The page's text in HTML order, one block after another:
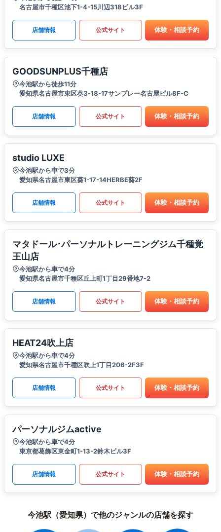
名古屋市千種区池下1-4-15川辺318ビル3F
店舗情報 公式サイト 体験・相談予約
GOODSUNPLUS千種店
今池駅から徒歩11分
愛知県名古屋市東区葵3-18-17サンプレー名古屋ビル8F-C
店舗情報 公式サイト 体験・相談予約
studio LUXE
今池駅から車で3分
愛知県名古屋市東区葵1-17-14HERBE葵2F
店舗情報 公式サイト 体験・相談予約
マタドール･パーソナルトレーニングジム千種覚
王山店
今池駅から車で4分
愛知県名古屋市千種区丘上町1丁目29番地7-2
店舗情報 公式サイト 体験・相談予約
HEAT24吹上店
今池駅から車で4分
愛知県名古屋市千種区吹上1丁目206-2F3F
店舗情報 公式サイト 体験・相談予約
パーソナルジムactive
今池駅から車で4分
東京都葛飾区東金町1-13-2鈴木ビル3F
店舗情報 公式サイト 体験・相談予約
今池駅（愛知県）で他のジャンルの店舗を探す